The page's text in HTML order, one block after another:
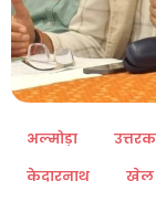
अल्मोड़ा
केदारनाथ
खेल